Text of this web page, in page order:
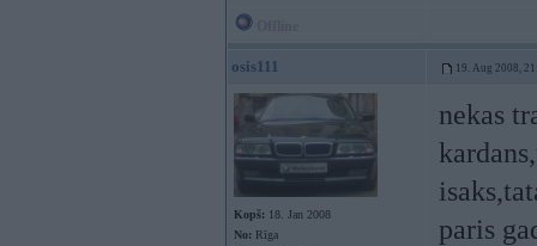
osis111 19. Aug 2008,
Kopš: 18. Jan 2008
No: Rīga
nekas
paris